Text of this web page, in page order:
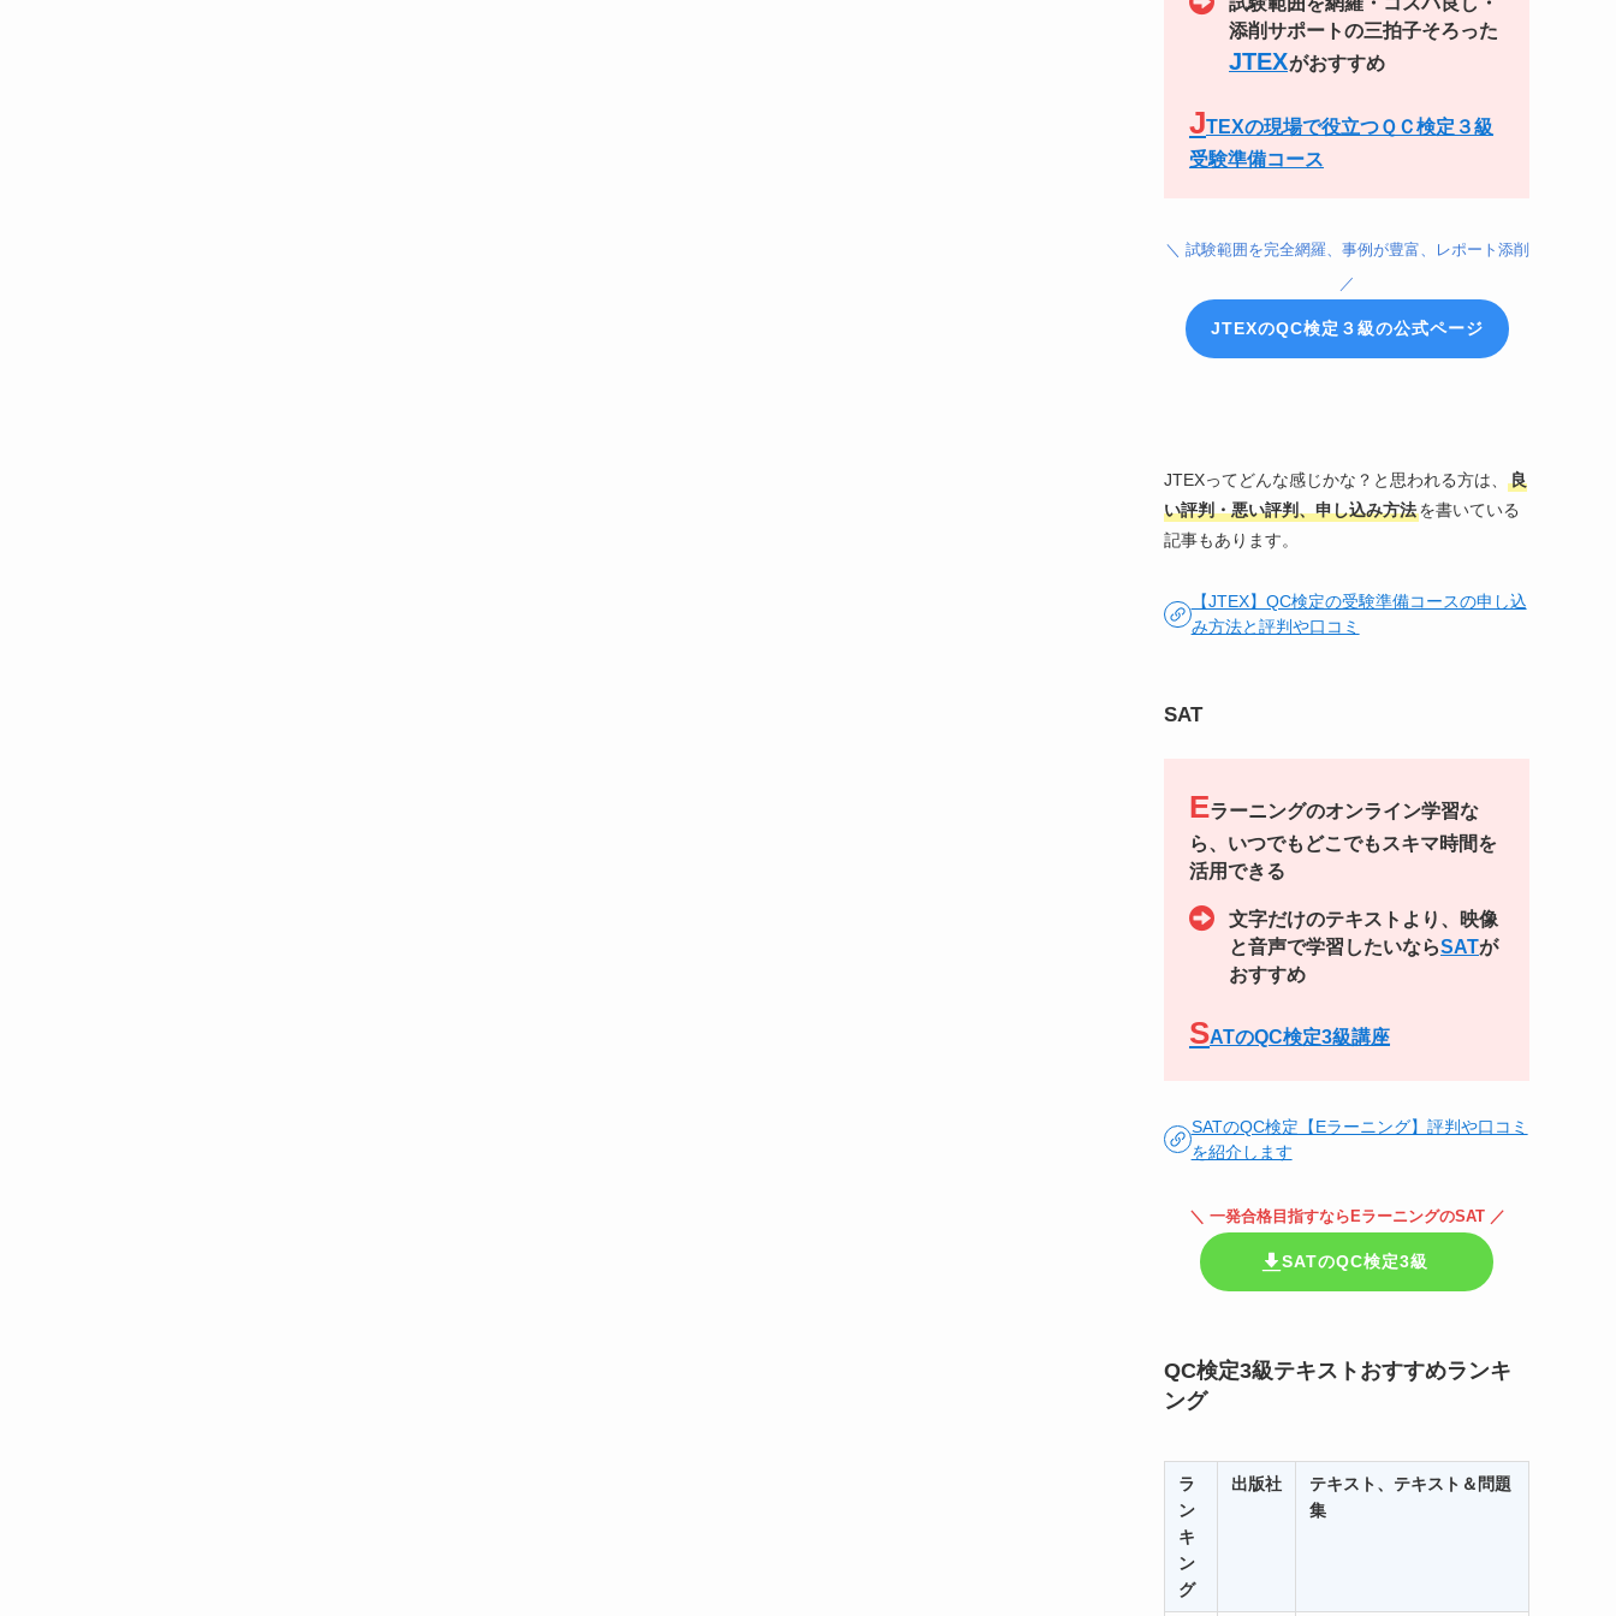
添削サポートの三拍子そろった
JTEXがおすすめ
JTEXの現場で役立つＱＣ検定３級
受験準備コース
＼ 試験範囲を完全網羅、事例が豊富、レポート添削
／
JTEXのQC検定３級の公式ページ
JTEXってどんな感じかな？と思われる方は、
良
い評判・悪い評判、申し込み方法を書いている
記事もあります。
【JTEX】QC検定の受験準備コースの申し込
み方法と評判や口コミ
SAT
Eラーニングのオンライン学習な
ら、いつでもどこでもスキマ時間を
活用できる
文字だけのテキストより、映像
と音声で学習したいならSATが
おすすめ
SATのQC検定3級講座
SATのQC検定【Eラーニング】評判や口コミ
を紹介します
＼ 一発合格目指すならEラーニングのSAT ／
SATのQC検定3級
QC検定3級テキストおすすめランキ
ング
ラ
ン
キ
ン
グ
出版社
テキスト、テキスト＆問題
集